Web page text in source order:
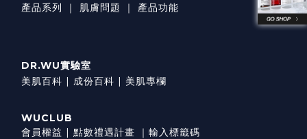
產品系列
｜ 肌膚問題 ｜ 產品功能
DR.WU實驗室
美肌百科 | 成份百科 | 美肌專欄
WUCLUB
會員權益 | 點數禮遇計畫 ｜ 輸入標籤碼